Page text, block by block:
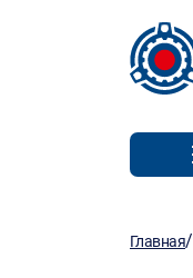
Главная/